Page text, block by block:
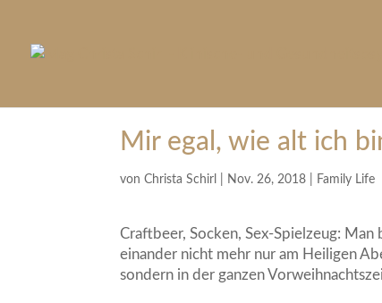
Mir egal, wie alt ich
vonChrista Schirl Nov. 26, 2018 Family Life
Craftbeer, Socken, Sex-Spielzeug: Man
einander nicht mehr nur am Heiligen
sondern in der ganzen